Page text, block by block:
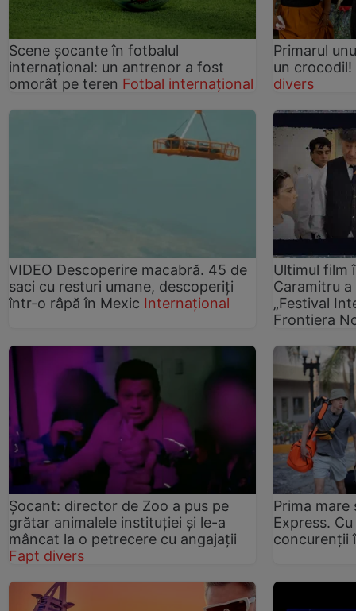
Scene șocante în fotbalul
internațional: un antrenor a fost
omorât pe teren Fotbal internațional
Primarul
un
divers
VIDEO Descoperire macabră. 45 de
saci cu resturi umane, descoperiți
într-o râpă în Mexic Internațional
Ultimul film
Caramitru
„Festival
Frontiera
Șocant: director de Zoo a pus pe
grătar animalele instituției și le-a
mâncat la o petrecere cu angajații
Fapt divers
Prima mare
Express.
concurenții